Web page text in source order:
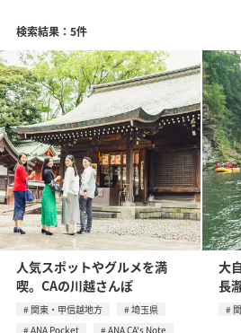
検索結果：5件
人気スポットやグルメを満
喫。CAの川越さんぽ
関東・甲信越地方
埼玉県
ANA Pocket
ANA CA's Note
大
長